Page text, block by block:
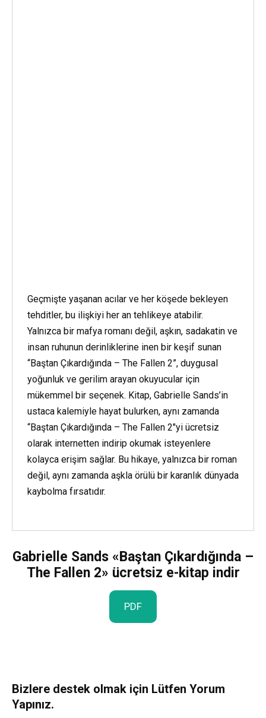
Geçmişte yaşanan acılar ve her köşede bekleyen
tehditler, bu ilişkiyi her an tehlikeye atabilir.
Yalnızca bir mafya romanı değil, aşkın, sadakatin ve
insan ruhunun derinliklerine inen bir keşif sunan
“Baştan Çıkardığında – The Fallen 2”, duygusal
yoğunluk ve gerilim arayan okuyucular için
mükemmel bir seçenek. Kitap, Gabrielle Sands’in
ustaca kalemiyle hayat bulurken, aynı zamanda
“Baştan Çıkardığında – The Fallen 2″yi ücretsiz
olarak internetten indirip okumak isteyenlere
kolayca erişim sağlar. Bu hikaye, yalnızca bir roman
değil, aynı zamanda aşkla örülü bir karanlık dünyada
kaybolma fırsatıdır.
Gabrielle Sands «Baştan Çıkardığında –
The Fallen 2» ücretsiz e-kitap indir
PDF
Bizlere destek olmak için Lütfen Yorum
Yapınız.